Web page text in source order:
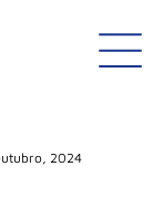
2024